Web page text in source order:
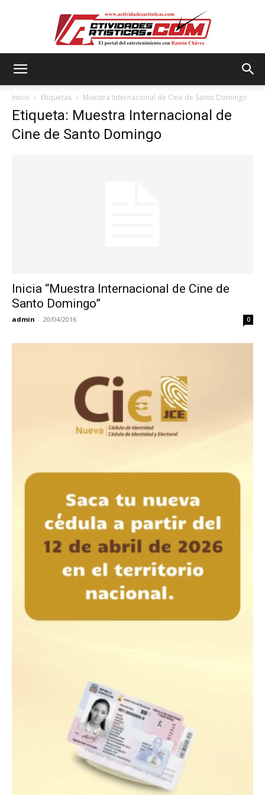
Inicio Etiquetas Muestra Internacional de Cine de Santo Domingo
Etiqueta: Muestra Internacional de
Cine de Santo Domingo
Inicia “Muestra Internacional de Cine de
Santo Domingo”
admin - 20/04/2016 0